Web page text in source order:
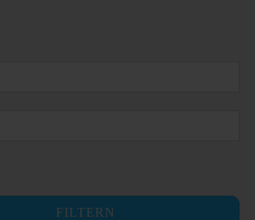
FILTERN